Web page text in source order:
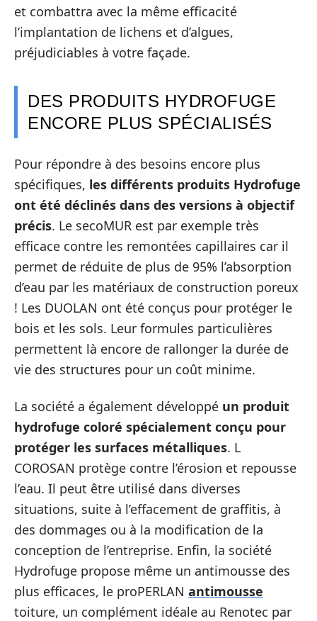
et combattra avec la même efficacité
l’implantation de lichens et d’algues,
préjudiciables à votre façade.
DES PRODUITS HYDROFUGE
ENCORE PLUS SPÉCIALISÉS
Pour répondre à des besoins encore plus
spécifiques, les différents produits Hydrofuge
ont été déclinés dans des versions à objectif
précis. Le secoMUR est par exemple très
efficace contre les remontées capillaires car il
permet de réduite de plus de 95% l’absorption
d’eau par les matériaux de construction poreux
! Les DUOLAN ont été conçus pour protéger le
bois et les sols. Leur formules particulières
permettent là encore de rallonger la durée de
vie des structures pour un coût minime.
La société a également développé un produit
hydrofuge coloré spécialement conçu pour
protéger les surfaces métalliques. L
COROSAN protège contre l’érosion et repousse
l’eau. Il peut être utilisé dans diverses
situations, suite à l’effacement de graffitis, à
des dommages ou à la modification de la
conception de l’entreprise. Enfin, la société
Hydrofuge propose même un antimousse des
plus efficaces, le proPERLAN antimousse
toiture, un complément idéale au Renotec par